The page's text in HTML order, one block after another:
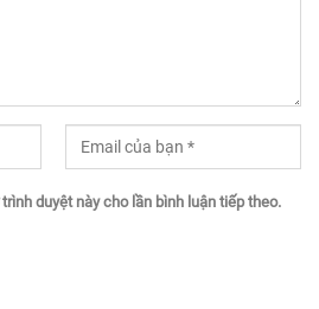
duyệt này cho lần bình luận tiếp theo.